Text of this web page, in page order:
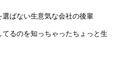
ばない生意気な会社の後輩
るのを知っちゃったちょっと生